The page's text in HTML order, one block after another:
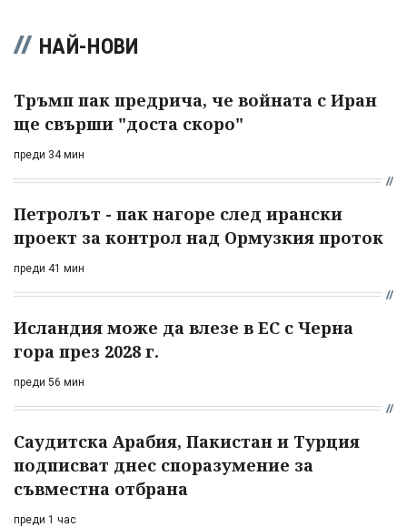
НАЙ-НОВИ
Тръмп пак предрича, че войната с Иран
ще свърши "доста скоро"
преди 34 мин
Петролът - пак нагоре след ирански
проект за контрол над Ормузкия проток
преди 41 мин
Исландия може да влезе в ЕС с Черна
гора през 2028 г.
преди 56 мин
Саудитска Арабия, Пакистан и Турция
подписват днес споразумение за
съвместна отбрана
преди 1 час